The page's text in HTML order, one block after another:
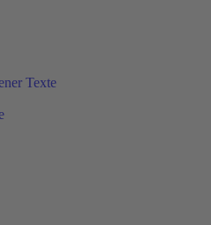
Texte